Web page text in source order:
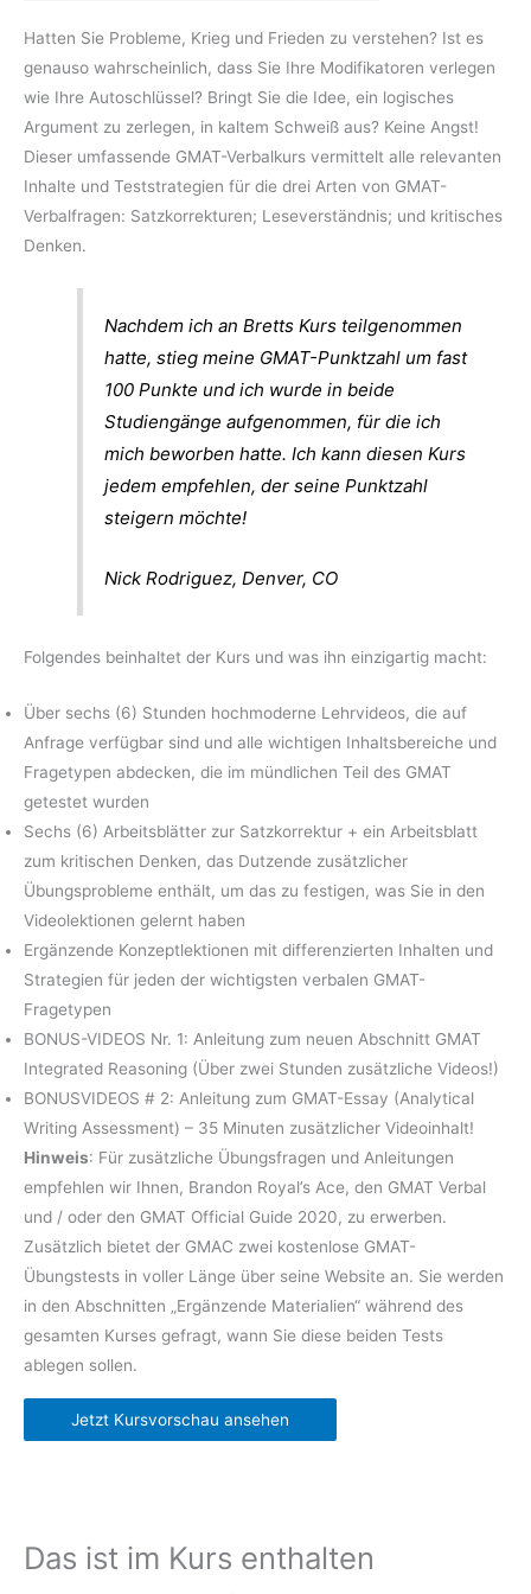
Hatten Sie Probleme, Krieg und Frieden zu verstehen? Ist es
genauso wahrscheinlich, dass Sie Ihre Modifikatoren verlegen
wie Ihre Autoschlüssel? Bringt Sie die Idee, ein logisches
Argument zu zerlegen, in kaltem Schweiß aus? Keine Angst!
Dieser umfassende GMAT-Verbalkurs vermittelt alle relevanten
Inhalte und Teststrategien für die drei Arten von GMAT-
Verbalfragen: Satzkorrekturen; Leseverständnis; und kritisches
Denken.
Nachdem ich an Bretts Kurs teilgenommen
hatte, stieg meine GMAT-Punktzahl um fast
100 Punkte und ich wurde in beide
Studiengänge aufgenommen, für die ich
mich beworben hatte. Ich kann diesen Kurs
jedem empfehlen, der seine Punktzahl
steigern möchte!
Nick Rodriguez, Denver, CO
Folgendes beinhaltet der Kurs und was ihn einzigartig macht:
Über sechs (6) Stunden hochmoderne Lehrvideos, die auf
Anfrage verfügbar sind und alle wichtigen Inhaltsbereiche und
Fragetypen abdecken, die im mündlichen Teil des GMAT
getestet wurden
Sechs (6) Arbeitsblätter zur Satzkorrektur + ein Arbeitsblatt
zum kritischen Denken, das Dutzende zusätzlicher
Übungsprobleme enthält, um das zu festigen, was Sie in den
Videolektionen gelernt haben
Ergänzende Konzeptlektionen mit differenzierten Inhalten und
Strategien für jeden der wichtigsten verbalen GMAT-
Fragetypen
BONUS-VIDEOS Nr. 1: Anleitung zum neuen Abschnitt GMAT
Integrated Reasoning (Über zwei Stunden zusätzliche Videos!)
BONUSVIDEOS # 2: Anleitung zum GMAT-Essay (Analytical
Writing Assessment) – 35 Minuten zusätzlicher Videoinhalt!
Hinweis: Für zusätzliche Übungsfragen und Anleitungen
empfehlen wir Ihnen, Brandon Royal’s Ace, den GMAT Verbal
und / oder den GMAT Official Guide 2020, zu erwerben.
Zusätzlich bietet der GMAC zwei kostenlose GMAT-
Übungstests in voller Länge über seine Website an. Sie werden
in den Abschnitten „Ergänzende Materialien“ während des
gesamten Kurses gefragt, wann Sie diese beiden Tests
ablegen sollen.
Jetzt Kursvorschau ansehen
Das ist im Kurs enthalten